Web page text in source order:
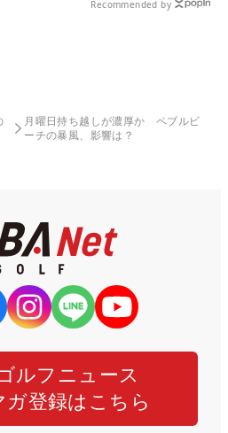
Recommended by
月曜日持ち越しが濃厚か ペブルビ
ーチの暴風、影響は？
ルフニュース
ガ登録はこちら